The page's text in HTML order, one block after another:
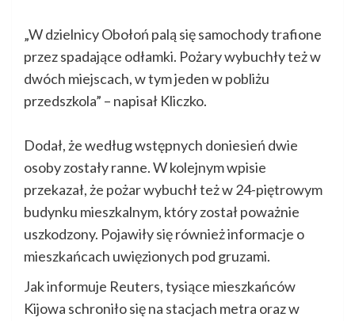
„W dzielnicy Obołoń palą się samochody trafione
przez spadające odłamki. Pożary wybuchły też w
dwóch miejscach, w tym jeden w pobliżu
przedszkola” – napisał Kliczko.
Dodał, że według wstępnych doniesień dwie
osoby zostały ranne. W kolejnym wpisie
przekazał, że pożar wybuchł też w 24-piętrowym
budynku mieszkalnym, który został poważnie
uszkodzony. Pojawiły się również informacje o
mieszkańcach uwięzionych pod gruzami.
Jak informuje Reuters, tysiące mieszkańców
Kijowa schroniło się na stacjach metra oraz w